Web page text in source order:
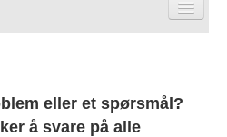
eller et spørsmål?
å svare på alle